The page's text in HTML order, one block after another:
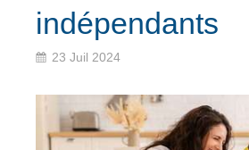
indépendants
23 Juil 2024